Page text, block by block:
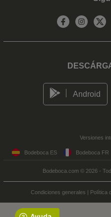
Android
Versiones
Bodeboca ES Bodeboca FR
Bodeboca.com © 2026 -
Condiciones generales | Política